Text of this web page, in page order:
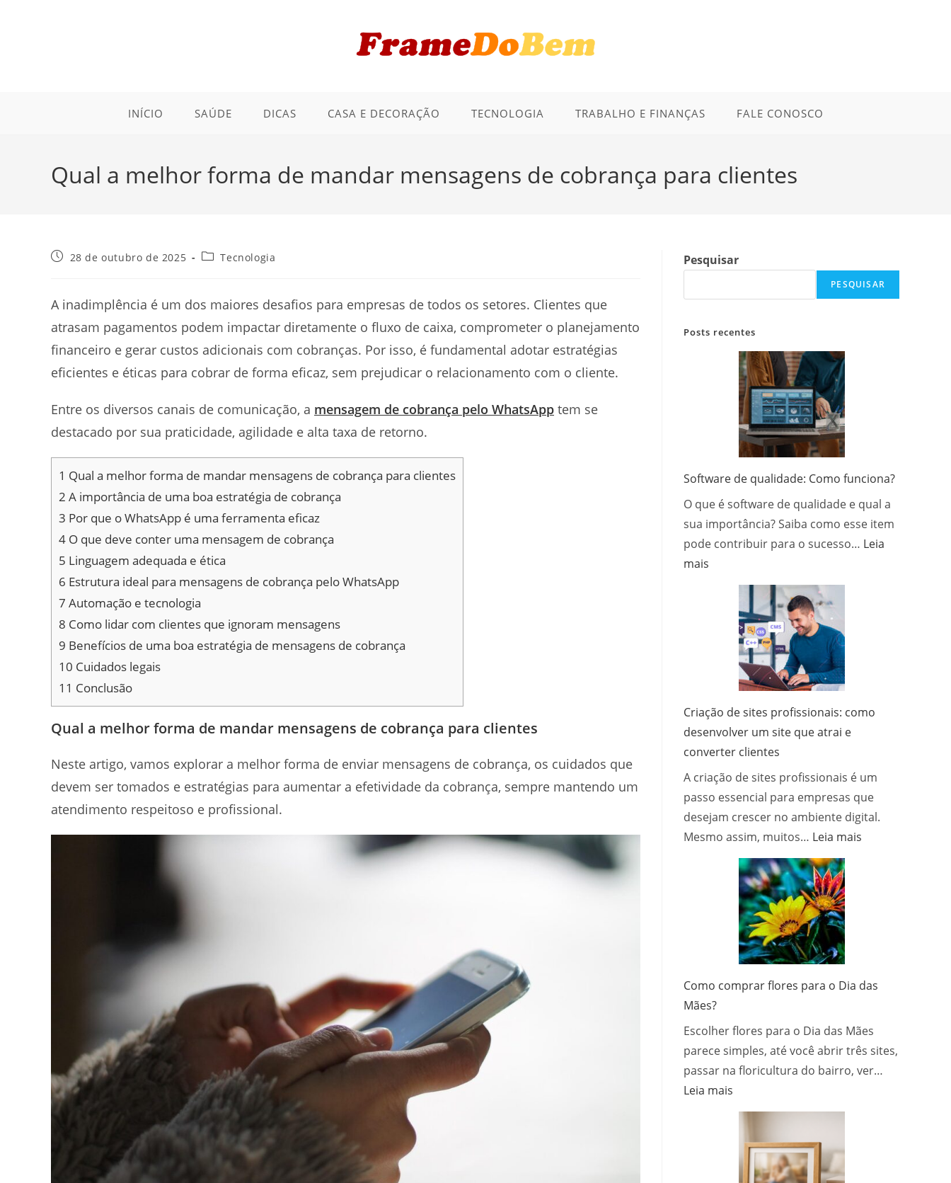
INÍCIO SAÚDE DICAS CASA E DECORAÇÃO TECNOLOGIA TRABALHO E FINANÇAS FALE CONOSCO
Qual a melhor forma de mandar mensagens de cobrança para clientes
Post28 de outubro de 2025
Categoria
Tecnologia
A inadimplência é um dos maiores desafios para empresas de todos os setores. Clientes que
atrasam pagamentos podem impactar diretamente o fluxo de caixa, comprometer o planejamento
financeiro e gerar custos adicionais com cobranças. Por isso, é fundamental adotar estratégias
eficientes e éticas para cobrar de forma eficaz, sem prejudicar o relacionamento com o cliente.
Entre os diversos canais de comunicação, a mensagem de cobrança pelo WhatsApp tem se
destacado por sua praticidade, agilidade e alta taxa de retorno.
1 Qual a melhor forma de mandar mensagens de cobrança para clientes
2 A importância de uma boa estratégia de cobrança
3 Por que o WhatsApp é uma ferramenta eficaz
4 O que deve conter uma mensagem de cobrança
5 Linguagem adequada e ética
6 Estrutura ideal para mensagens de cobrança pelo WhatsApp
7 Automação e tecnologia
8 Como lidar com clientes que ignoram mensagens
9 Benefícios de uma boa estratégia de mensagens de cobrança
10 Cuidados legais
11 Conclusão
Qual a melhor forma de mandar mensagens de cobrança para clientes
Neste artigo, vamos explorar a melhor forma de enviar mensagens de cobrança, os cuidados que
devem ser tomados e estratégias para aumentar a efetividade da cobrança, sempre mantendo um
atendimento respeitoso e profissional.
Pesquisar
PESQUISAR
Posts recentes
Software de qualidade: Como funciona?
O que é software de qualidade e qual a
sua importância? Saiba como esse item
pode contribuir para o sucesso… Leia
mais
qualidade:
funciona?
Criação de sites profissionais: como
desenvolver um site que atrai e
converter clientes
A criação de sites profissionais é um
passo essencial para empresas que
desejam crescer no ambiente digital.
Mesmo assim, muitos… Leia mais
que
e
converter
clientes
Como comprar flores para o Dia das
Mães?
Escolher flores para o Dia das Mães
parece simples, até você abrir três sites,
passar na floricultura do bairro, ver…
Leia mais
flores
para